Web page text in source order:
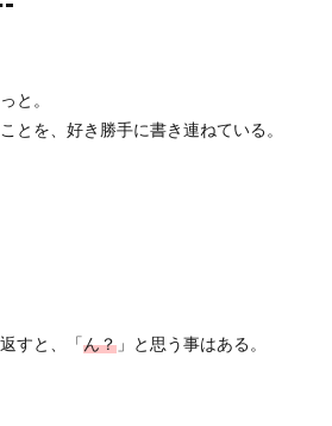
と。
とを、好き勝手に書き連ねている。
すと、「ん？ 」と思う事はある。